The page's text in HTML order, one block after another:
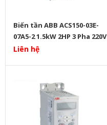
Biến tần ABB ACS150-03E-
07A5-2 1.5kW 2HP 3 Pha 220V
Liên hệ